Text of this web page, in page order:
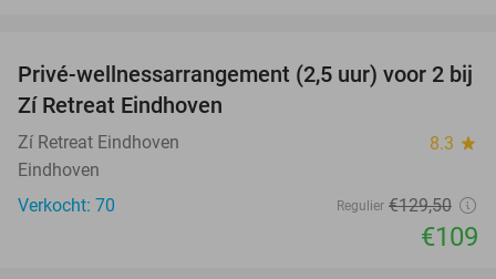
16%
Privé-wellnessarrangement (2,5 uur) voor 2 bij
Zí Retreat Eindhoven
Zí Retreat Eindhoven 8.3 star
Eindhoven
Verkocht: 70
Regulier €129,50
€109